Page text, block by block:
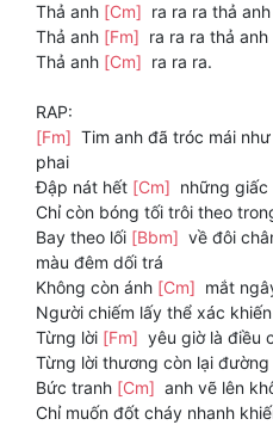
Thả anh [Cm] ra ra ra thả
Thả anh [Fm] ra ra ra thả anh
Thả anh [Cm] ra ra ra.
RAP:
[Fm] Tim anh đã tróc mái
phai
Đập nát hết [Cm] những
Chỉ còn bóng tối trôi theo
Bay theo lối [Bbm] về đôi
màu đêm dối trá
Không còn ánh [Cm] mắt
Người chiếm lấy thể xác
Từng lời [Fm] yêu giờ là điều
Từng lời thương còn lại
Bức tranh [Cm] anh vẽ lên
Chỉ muốn đốt cháy nhanh